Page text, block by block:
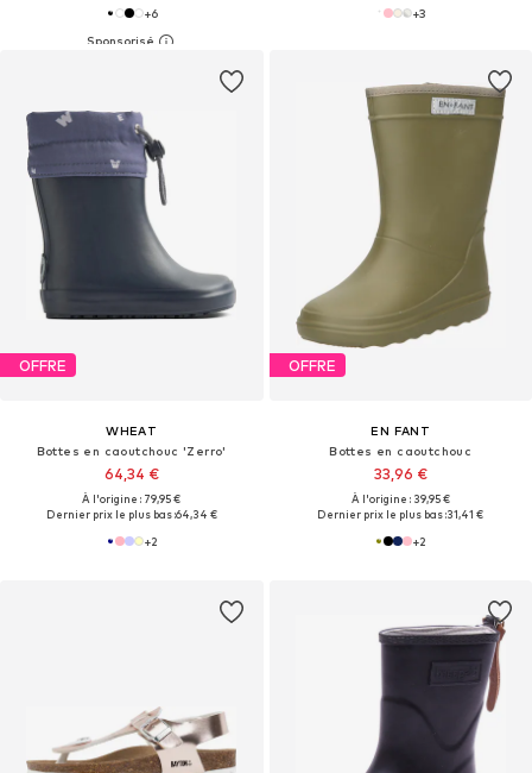
+6 +3
OFFRE
WHEAT
Bottes en caoutchouc 'Zerro'
64,34 €
À l'origine : 79,95 €
Dernier prix le plus bas :64,34 €
+2
OFFRE
EN FANT
Bottes en caoutchouc
33,96 €
À l'origine : 39,95 €
Dernier prix le plus bas :31,41 €
+2